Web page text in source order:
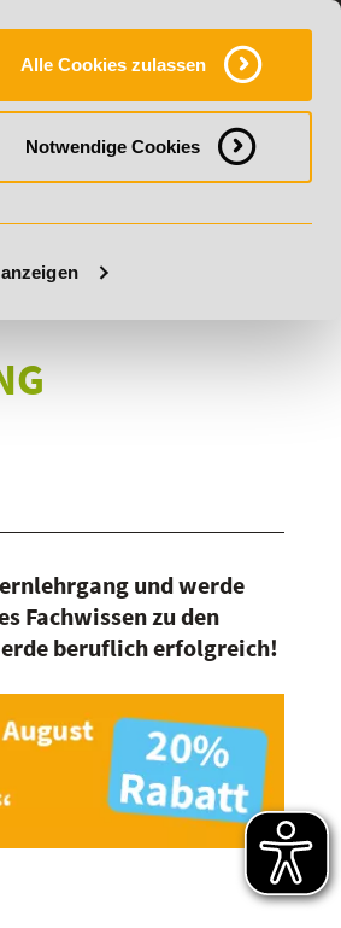
Alle Cookies zulassen
Notwendige Cookies
FAQ ONLINE-CAMPUS
2026 - Summer Vitality!
und werde
Fachwissen zu den
beruflich erfolgreich!